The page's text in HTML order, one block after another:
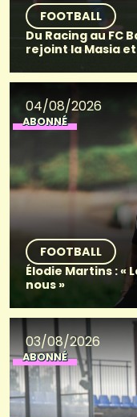
FOOTBALL
Du Racing au FC
rejoint la Masia
04/08/2026
ABONNÉ
FOOTBALL
Élodie Martins : «
nous »
03/08/2026
ABONNÉ